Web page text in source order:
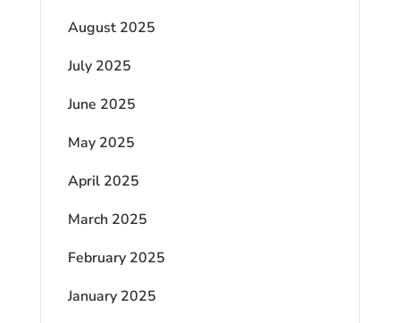
August 2025
July 2025
June 2025
May 2025
April 2025
March 2025
February 2025
January 2025